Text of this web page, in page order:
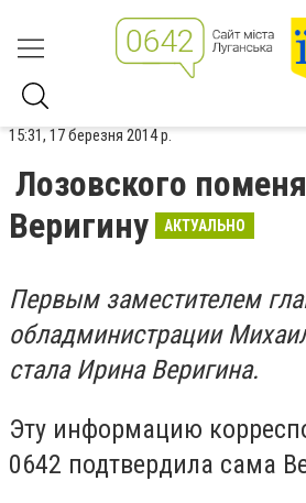
15:31, 17 березня 2014 р.
Лозовского
Веригину
АКТУАЛЬНО
Первым заместителем
обладминистрации
стала Ирина Веригина.
Эту информацию
0642 подтвердила сама